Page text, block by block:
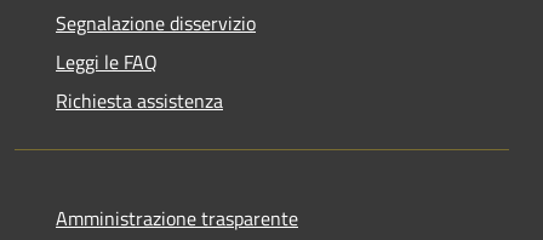
Segnalazione disservizio
Leggi le FAQ
Richiesta assistenza
Amministrazione trasparente